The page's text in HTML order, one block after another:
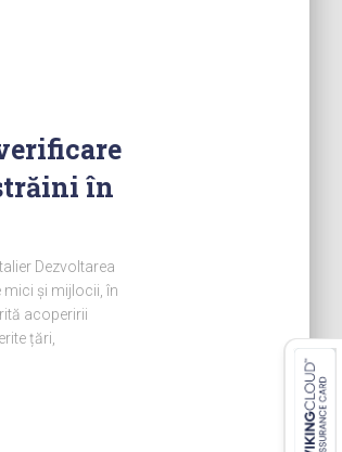
în
Dezvoltarea
și mijlocii, în
acoperirii
țări,